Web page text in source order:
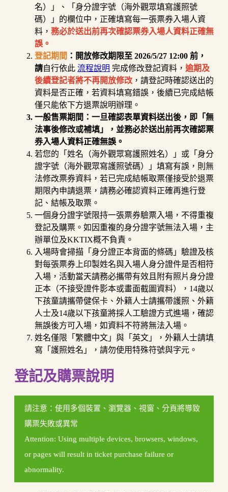
名）」、「身分證字號（海外觀眾填寫護照號
碼）」的欄位中，正確填寫每一張票券入場人資
料， 務必於送出前再次確認票券入場人資料正確無
誤。
登記期間 ：開放修改期限至 2026/5/27 12:00 前，
請自行依此 流程說明 完成修改登記資料， 逾期及
後續登記者將不再開放修改 ，請登記時確認送出的
資料是否正確，若資料填寫錯誤，後續已完成結帳
僅只能依下方退票說明辦理。
一般售票期間：一旦確認表單資料送出後，即「無
法事後修改或補填」，並務必於送出前再次確認票
券入場人資料正確無誤。
若您的「姓名（海外觀眾寫護照姓名）」或「身分
證字號（海外觀眾寫護照號碼）」填寫有誤，則無
法修改票券資料，若已完成結帳取票僅接受於退票
期限內申請退票，請務必確認資料正確再進行登
記、結帳及取票。
一個身分證字號限持一張票券驗票入場，不得重複
登記及購票。如因重複的身分證字號無法入場，主
辦單位及KKTIX概不負責。
入場時會掃描「身分證正本背面的條碼」驗證及核
對每張票券上印製姓名與入場人身分證件是否相符
入場，活動當天請務必攜帶有效且附有照片身分證
正本（不接受證件影本或畫面截圖資料），14歲以
下孩童請攜帶健保卡、外籍人士請攜帶護照、外籍
人士及14歲以下孩童將採人工驗證方式進場，確認
無誤後方可入場，如資料不符將無法入場。
姓名僅限「繁體中文」與「英文」，外籍人士請填
寫「護照姓名」，請勿使用特殊符號與字元。
登記及購票說明
請注意：使用多個裝置、瀏覽器、視窗、分頁將導致
購票失敗或異常
Attention: Using multiple devices, browsers, windows,
or pages will result in ticket purchase failure or
abnormality.